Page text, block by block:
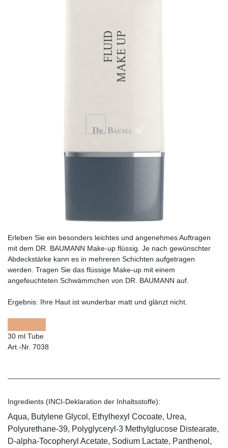
Erleben Sie ein besonders leichtes und angenehmes Auftragen
mit dem DR. BAUMANN Make-up flüssig. Je nach gewünschter
Abdeckstärke kann es in mehreren Schichten aufgetragen
werden. Tragen Sie das flüssige Make-up mit einem
angefeuchteten Schwämmchen von DR. BAUMANN auf.
Ergebnis: Ihre Haut ist wunderbar matt und glänzt nicht.
30 ml Tube
Art.-Nr. 7038
Ingredients (INCI-Deklaration der Inhaltsstoffe):
Aqua, Butylene Glycol, Ethylhexyl Cocoate, Urea,
Polyurethane-39, Polyglyceryl-3 Methylglucose Distearate,
D-alpha-Tocopheryl Acetate, Sodium Lactate, Panthenol,